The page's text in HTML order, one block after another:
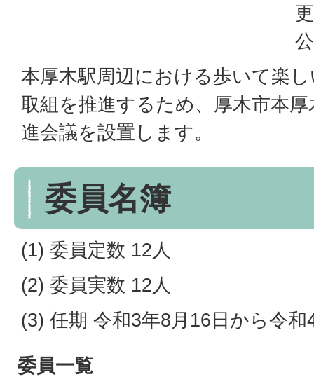
本厚木駅周辺における歩いて楽
取組を推進するため、厚木市本
進会議を設置します。
委員名簿
(1) 委員定数 12人
(2) 委員実数 12人
(3) 任期 令和3年8月16日から令
委員一覧